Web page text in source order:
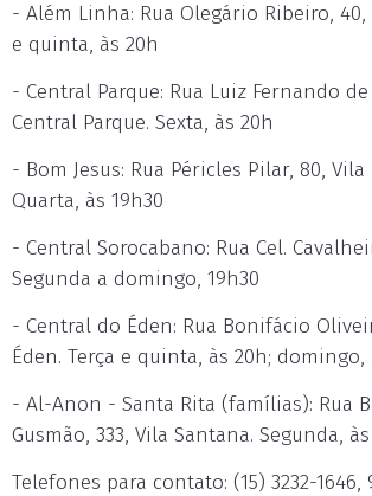
- Além Linha: Rua Olegário Ribeiro, 40,
e quinta, às 20h
- Central Parque: Rua Luiz Fernando de
Central Parque. Sexta, às 20h
- Bom Jesus: Rua Péricles Pilar, 80,
Quarta, às 19h30
- Central Sorocabano: Rua Cel.
Segunda a domingo, 19h30
- Central do Éden: Rua Bonifácio
Éden. Terça e quinta, às 20h; domingo,
- Al-Anon - Santa Rita (famílias): Rua
Gusmão, 333, Vila Santana. Segunda,
Telefones para contato: (15) 3232-1646,